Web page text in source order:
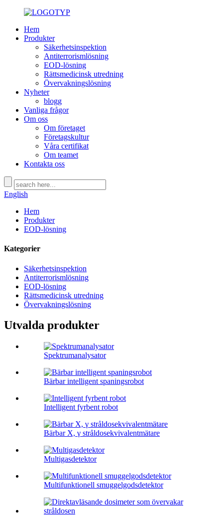
Hem
Produkter
Säkerhetsinspektion
Antiterrorismlösning
EOD-lösning
Rättsmedicinsk utredning
Övervakningslösning
Nyheter
blogg
Vanliga frågor
Om oss
Om företaget
Företagskultur
Våra certifikat
Om teamet
Kontakta oss
English
Hem
Produkter
EOD-lösning
Kategorier
Säkerhetsinspektion
Antiterrorismlösning
EOD-lösning
Rättsmedicinsk utredning
Övervakningslösning
Utvalda produkter
Spektrumanalysator
Bärbar intelligent spaningsrobot
Intelligent fyrbent robot
Bärbar X, γ stråldosekvivalentmätare
Multigasdetektor
Multifunktionell smuggelgodsdetektor